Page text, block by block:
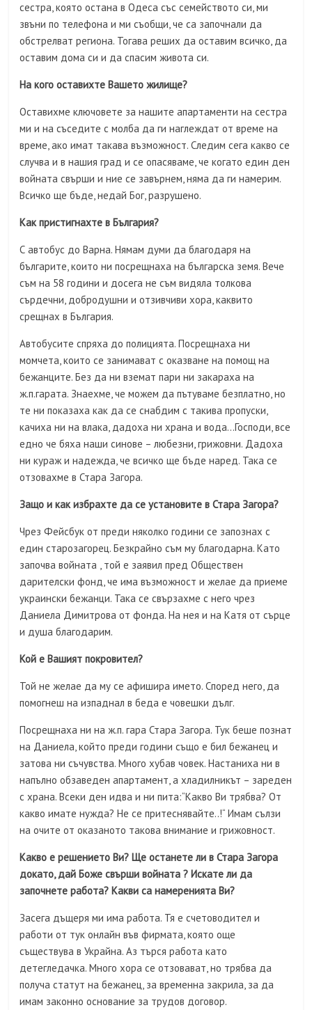
сестра, която остана в Одеса със семейството си, ми
звъни по телефона и ми съобщи, че са започнали да
обстрелват региона. Тогава реших да оставим всичко, да
оставим дома си и да спасим живота си.
На кого оставихте Вашето жилище?
Оставихме ключовете за нашите апартаменти на сестра
ми и на съседите с молба да ги наглеждат от време на
време, ако имат такава възможност. Следим сега какво се
случва и в нашия град и се опасяваме, че когато един ден
войната свърши и ние се завърнем, няма да ги намерим.
Всичко ще бъде, недай Бог, разрушено.
Как пристигнахте в България?
С автобус до Варна. Нямам думи да благодаря на
българите, които ни посрещнаха на българска земя. Вече
съм на 58 години и досега не съм видяла толкова
сърдечни, добродушни и отзивчиви хора, каквито
срещнах в България.
Автобусите спряха до полицията. Посрещнаха ни
момчета, които се занимават с оказване на помощ на
бежанците. Без да ни вземат пари ни закараха на
ж.п.гарата. Знаехме, че можем да пътуваме безплатно, но
те ни показаха как да се снабдим с такива пропуски,
качиха ни на влака, дадоха ни храна и вода…Господи, все
едно че бяха наши синове – любезни, грижовни. Дадоха
ни кураж и надежда, че всичко ще бъде наред. Така се
отзовахме в Стара Загора.
Защо и как избрахте да се установите в Стара Загора?
Чрез Фейсбук от преди няколко години се запознах с
един старозагорец. Безкрайно съм му благодарна. Като
започва войната , той е заявил пред Обществен
дарителски фонд, че има възможност и желае да приеме
украински бежанци. Така се свързахме с него чрез
Даниела Димитрова от фонда. На нея и на Катя от сърце
и душа благодарим.
Кой е Вашият покровител?
Той не желае да му се афишира името. Според него, да
помогнеш на изпаднал в беда е човешки дълг.
Посрещнаха ни на ж.п. гара Стара Загора. Тук беше познат
на Даниела, който преди години също е бил бежанец и
затова ни съчувства. Много хубав човек. Настаниха ни в
напълно обзаведен апартамент, а хладилникът – зареден
с храна. Всеки ден идва и ни пита:“Какво Ви трябва? От
какво имате нужда? Не се притеснявайте..!“ Имам сълзи
на очите от оказаното такова внимание и грижовност.
Какво е решението Ви? Ще останете ли в Стара Загора
докато, дай Боже свърши войната ? Искате ли да
започнете работа? Какви са намеренията Ви?
Засега дъщеря ми има работа. Тя е счетоводител и
работи от тук онлайн във фирмата, която още
съществува в Украйна. Аз търся работа като
детегледачка. Много хора се отзовават, но трябва да
получа статут на бежанец, за временна закрила, за да
имам законно основание за трудов договор.